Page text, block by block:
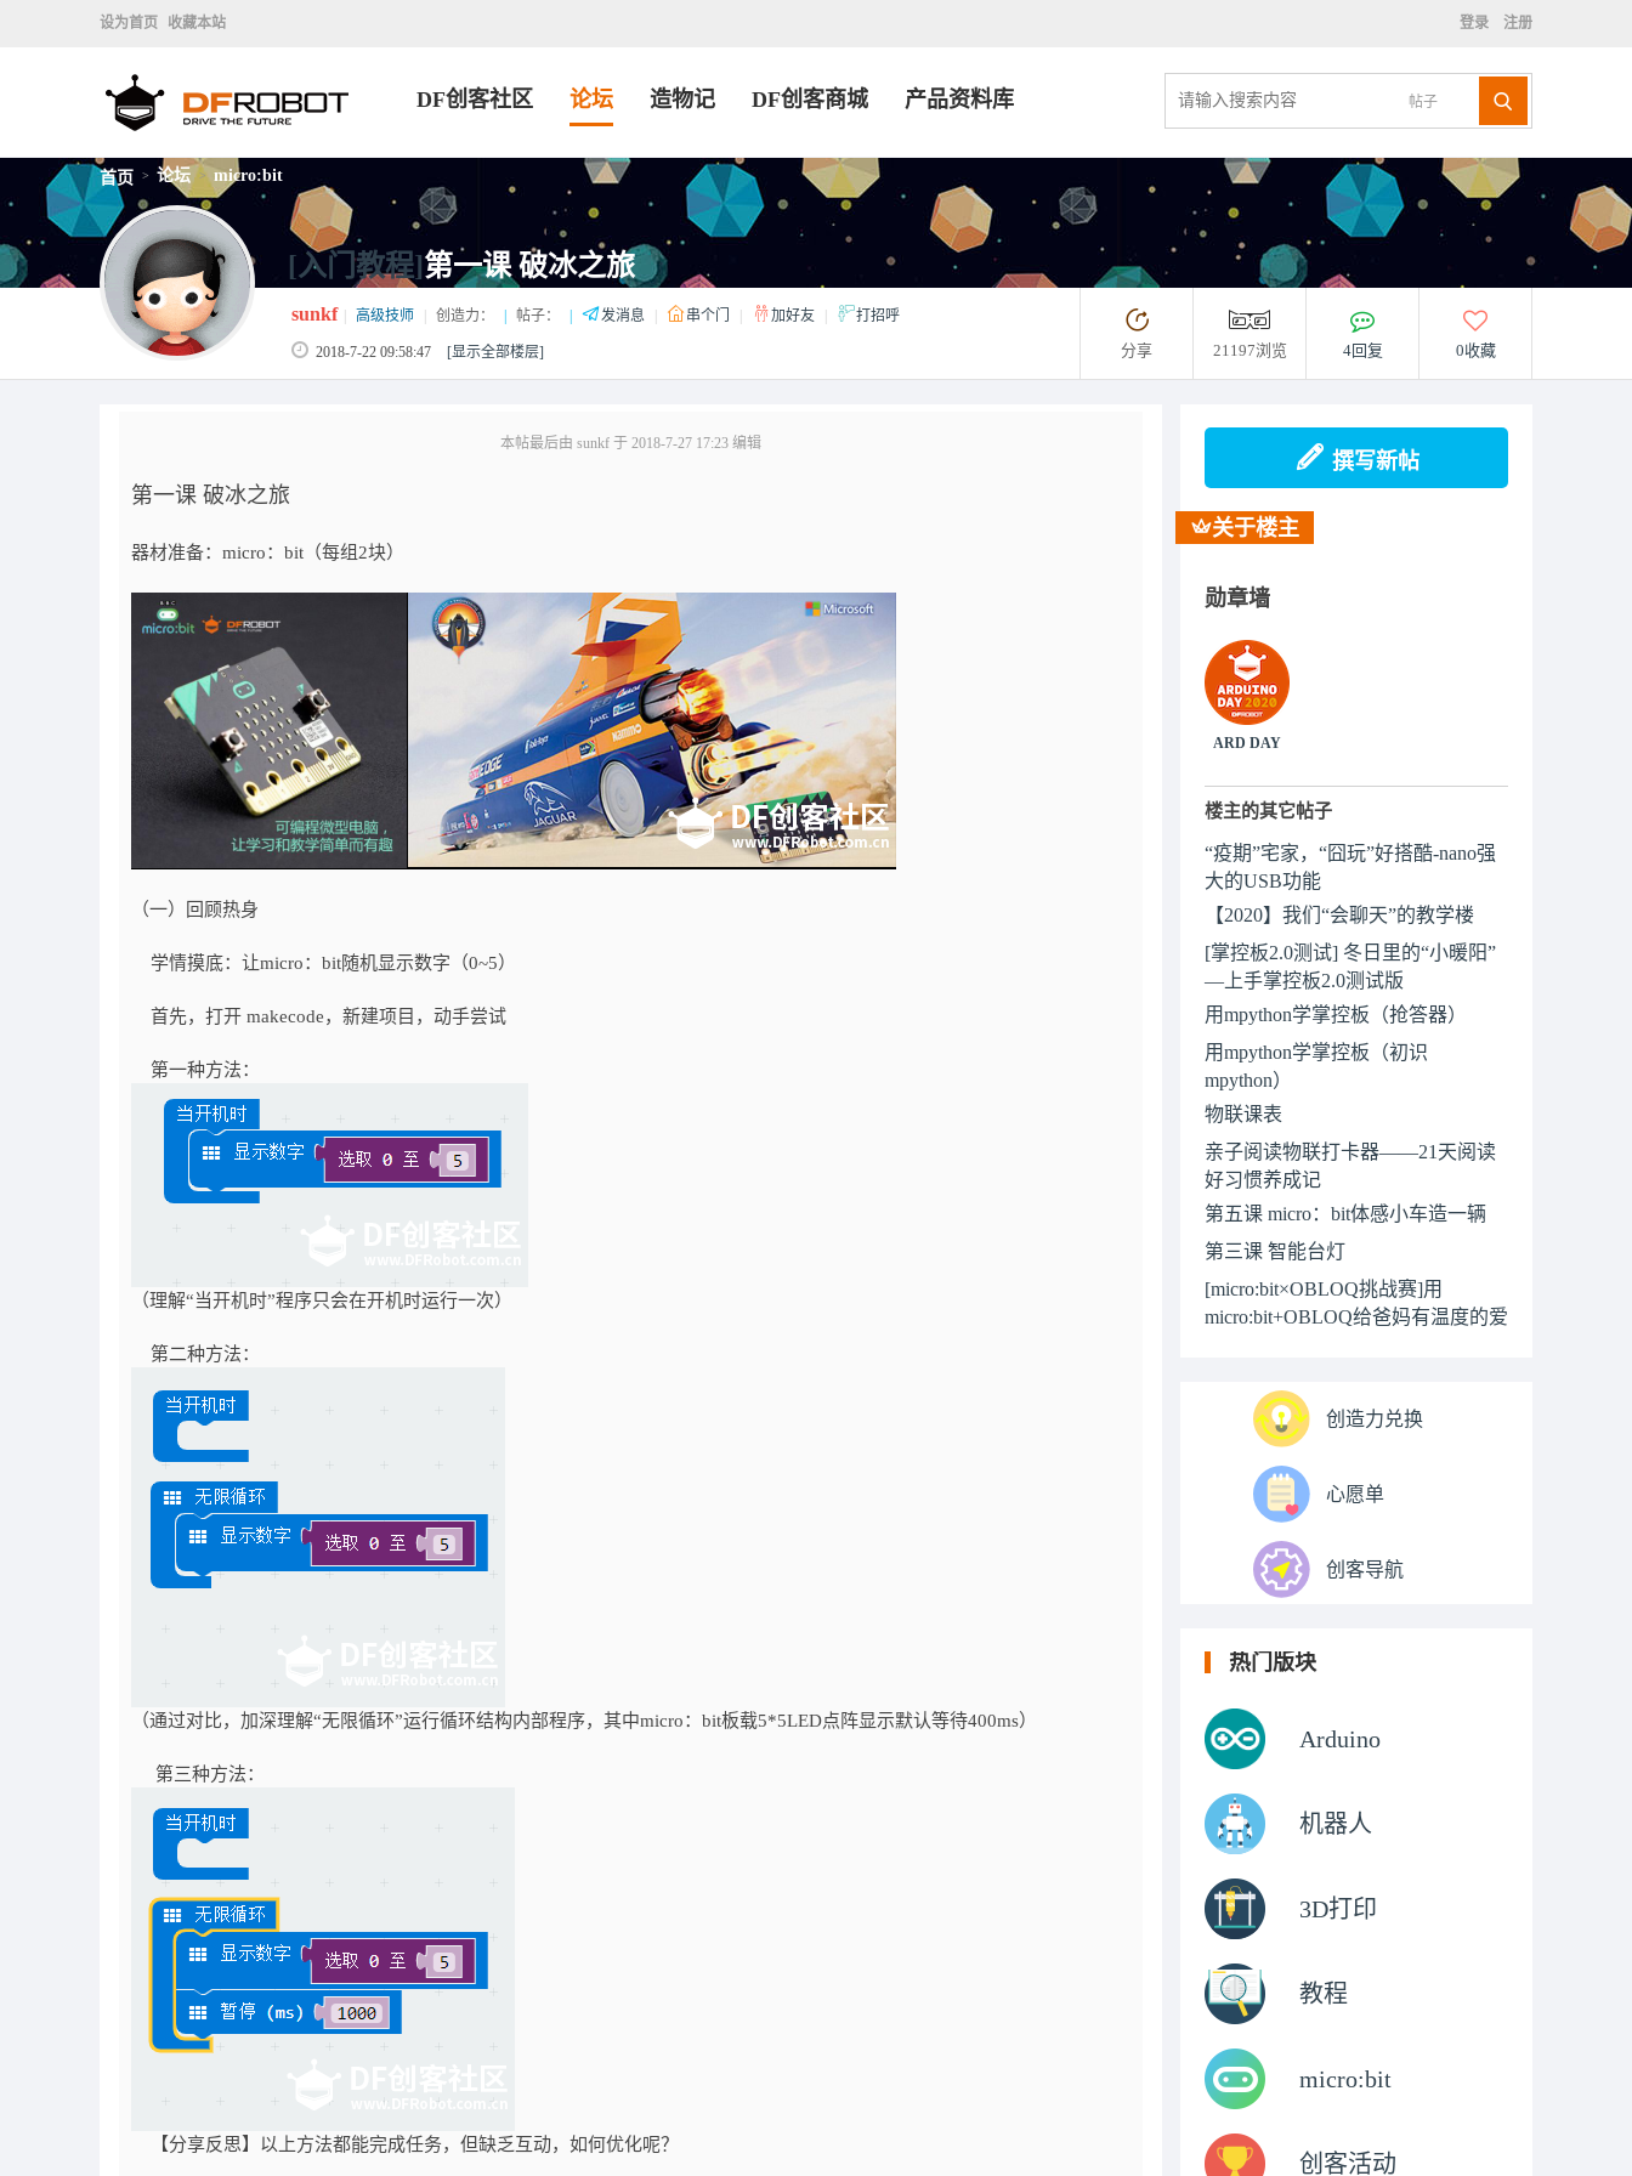
设为首页 收藏本站 登录 注册
帖子
DF创客社区 论坛 造物记 DF创客商城 产品资料库
首页 > 论坛 > micro:bit
[入门教程]第一课 破冰之旅
sunkf 高级技师 创造力： 帖子： 发消息 串个门 加好友 打招呼
2018-7-22 09:58:47 [显示全部楼层] 分享 21197浏览 4回复 0收藏
本帖最后由 sunkf 于 2018-7-27 17:23 编辑
第一课 破冰之旅
器材准备：micro：bit（每组2块）
（一）回顾热身
学情摸底：让micro：bit随机显示数字（0~5）
首先，打开 makecode，新建项目，动手尝试
第一种方法：
（理解“当开机时”程序只会在开机时运行一次）
第二种方法：
（通过对比，加深理解“无限循环”运行循环结构内部程序，其中micro：bit板载5*5LED点阵显示默认等待400ms）
第三种方法：
【分享反思】以上方法都能完成任务，但缺乏互动，如何优化呢？
撰写新帖
关于楼主
勋章墙
ARD DAY
楼主的其它帖子
“疫期”宅家，“囧玩”好搭酷-nano强
大的USB功能
【2020】我们“会聊天”的教学楼
[掌控板2.0测试] 冬日里的“小暖阳”
—上手掌控板2.0测试版
用mpython学掌控板（抢答器）
用mpython学掌控板（初识
mpython）
物联课表
亲子阅读物联打卡器——21天阅读
好习惯养成记
第五课 micro：bit体感小车造一辆
第三课 智能台灯
[micro:bit×OBLOQ挑战赛]用
micro:bit+OBLOQ给爸妈有温度的爱
创造力兑换
心愿单
创客导航
热门版块
Arduino
机器人
3D打印
教程
micro:bit
创客活动